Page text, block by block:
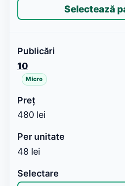
Selectează
10
Micro
480 lei
48 lei